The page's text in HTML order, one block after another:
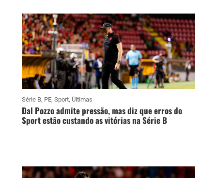
Série B, PE, Sport, Últimas
Dal Pozzo admite pressão, mas diz que erros do
Sport estão custando as vitórias na Série B